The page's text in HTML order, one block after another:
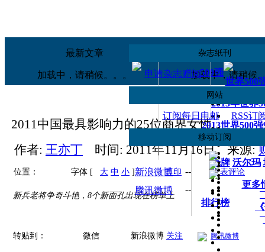
最新文章
加载中，请稍候。。。
热读文章
加载中，请稍候
500强
世界500
2013年世界
2013世界500
世界500
壳牌 沃尔玛
更多
排行榜
手机财富中
杂志纸刊
申请杂志赠阅
网站
订阅每日电邮 RSS订
移动订阅
微信
新浪微博
腾讯微博
--
--
--
2011中国最具影响力的25位商界女性
作者: 王亦丁 时间: 2011年11月16日来源:
位置： 字体 [ 大 中 小 ] 打印 发表评论
新兵老将争奇斗艳，8个新面孔出现在榜单上
转贴到： 微信 新浪微博 关注 腾讯微博